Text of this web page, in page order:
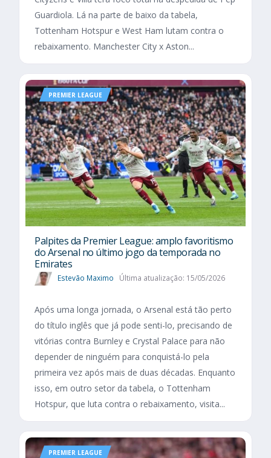
Guardiola. Lá na parte de baixo da tabela,
Tottenham Hotspur e West Ham lutam contra o
rebaixamento. Manchester City x Aston...
PREMIER LEAGUE
Palpites da Premier League: amplo favoritismo
do Arsenal no último jogo da temporada no
Emirates
Estevão Maximo Última atualização: 15/05/2026
Após uma longa jornada, o Arsenal está tão perto
do título inglês que já pode senti-lo, precisando de
vitórias contra Burnley e Crystal Palace para não
depender de ninguém para conquistá-lo pela
primeira vez após mais de duas décadas. Enquanto
isso, em outro setor da tabela, o Tottenham
Hotspur, que luta contra o rebaixamento, visita...
PREMIER LEAGUE